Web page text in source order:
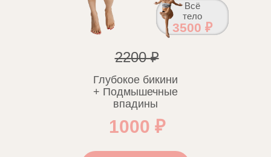
1000 ₽
Глубокое бикини
+ Подмышечные
впадины
2200 ₽
3500 ₽
Всё
тело